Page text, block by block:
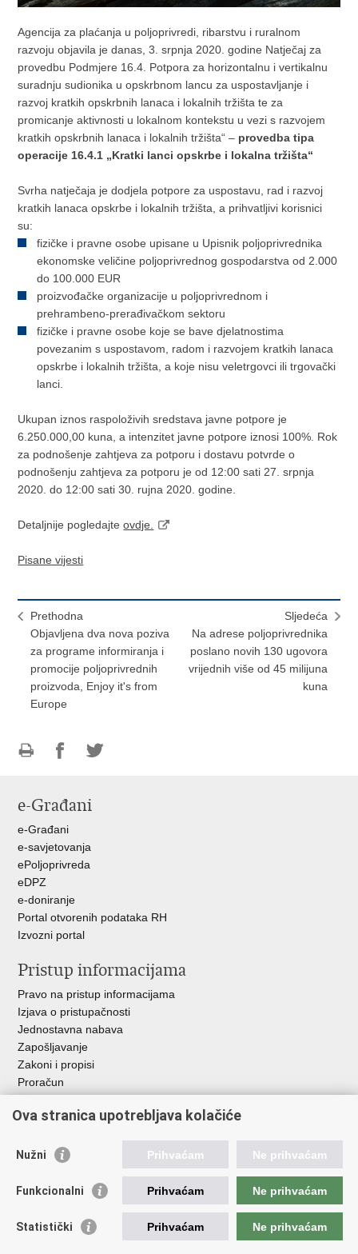
Agencija za plaćanja u poljoprivredi, ribarstvu i ruralnom
razvoju objavila je danas, 3. srpnja 2020. godine Natječaj za
provedbu Podmjere 16.4. Potpora za horizontalnu i vertikalnu
suradnju sudionika u opskrbnom lancu za uspostavljanje i
razvoj kratkih opskrbnih lanaca i lokalnih tržišta te za
promicanje aktivnosti u lokalnom kontekstu u vezi s razvojem
kratkih opskrbnih lanaca i lokalnih tržišta“ – provedba tipa
operacije 16.4.1 „Kratki lanci opskrbe i lokalna tržišta“
Svrha natječaja je dodjela potpore za uspostavu, rad i razvoj
kratkih lanaca opskrbe i lokalnih tržišta, a prihvatljivi korisnici
su:
fizičke i pravne osobe upisane u Upisnik poljoprivrednika
ekonomske veličine poljoprivrednog gospodarstva od 2.000
do 100.000 EUR
proizvođačke organizacije u poljoprivrednom i
prehrambeno-prerađivačkom sektoru
fizičke i pravne osobe koje se bave djelatnostima
povezanim s uspostavom, radom i razvojem kratkih lanaca
opskrbe i lokalnih tržišta, a koje nisu veletrgovci ili trgovački
lanci.
Ukupan iznos raspoloživih sredstava javne potpore je
6.250.000,00 kuna, a intenzitet javne potpore iznosi 100%. Rok
za podnošenje zahtjeva za potporu i dostavu potvrde o
podnošenju zahtjeva za potporu je od 12:00 sati 27. srpnja
2020. do 12:00 sati 30. rujna 2020. godine.
Detaljnije pogledajteovdje.
Pisane vijesti
Prethodna
Objavljena dva nova poziva
za programe informiranja i
promocije poljoprivrednih
proizvoda, Enjoy it's from
Europe
Sljedeća
Na adrese poljoprivrednika
poslano novih 130 ugovora
vrijednih više od 45 milijuna
kuna
FacebookuTwitteru
e-Građani
e-Građani
e-savjetovanja
ePoljoprivreda
eDPZ
e-doniranje
Portal otvorenih podataka RH
Izvozni portal
Pristup informacijama
Pravo na pristup informacijama
Izjava o pristupačnosti
Jednostavna nabava
Zapošljavanje
Zakoni i propisi
Proračun
RH
Važne poveznice
Hrvatska agencija za poljoprivredu i hranu
Agencija za plaćanja u poljoprivredi, ribarstvu i ruralnom
razvoju
Ova stranica upotrebljava kolačiće
Nužni Prihvaćam Ne prihvaćam
Funkcionalni Prihvaćam Ne prihvaćam
Statistički Prihvaćam Ne prihvaćam